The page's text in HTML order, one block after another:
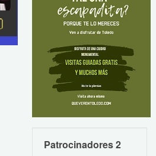
Patrocinadores 2